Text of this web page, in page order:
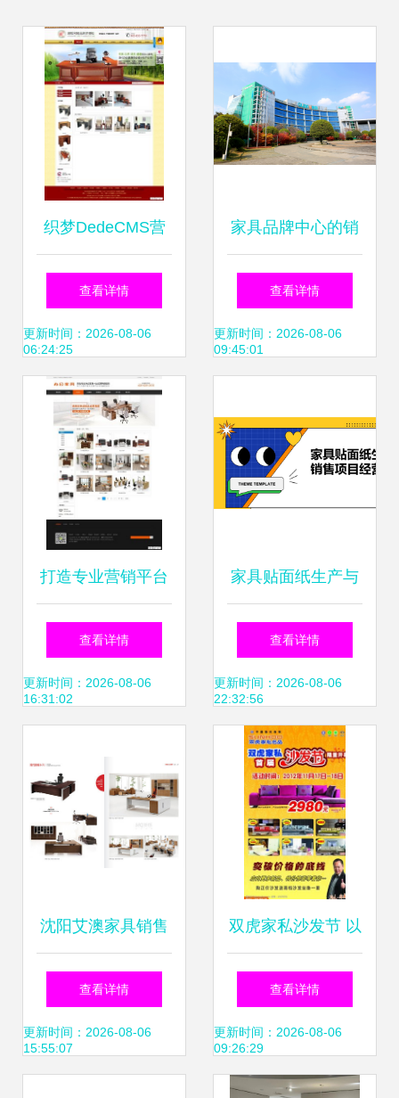
织梦DedeCMS营
销型家具销售类企
业网站模板 打造家
具销售的线上新阵
地
查看详情
更新时间：2026-08-06
06:24:25
家具品牌中心的销
售策略与市场实践
查看详情
更新时间：2026-08-06
09:45:01
打造专业营销平台
织梦模板助力办公
家具企业拓展线上
查看详情
更新时间：2026-08-06
16:31:02
家具贴面纸生产与
销售项目经营分析
报告 聚焦家具销售
环节
查看详情
更新时间：2026-08-06
22:32:56
沈阳艾澳家具销售
A-01系列 办公家具
高清细节全览
查看详情
更新时间：2026-08-06
15:55:07
双虎家私沙发节 以
视觉盛宴点燃家具
销售新热潮
查看详情
更新时间：2026-08-06
09:26:29